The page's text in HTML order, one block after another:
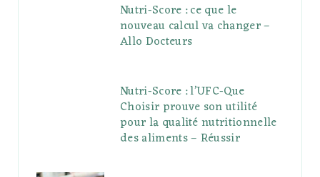
Nutri-Score : ce que le
nouveau calcul va changer –
Allo Docteurs
Nutri-Score : l’UFC-Que
Choisir prouve son utilité
pour la qualité nutritionnelle
des aliments – Réussir